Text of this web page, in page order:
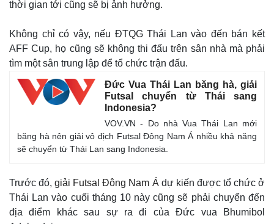
Cuộc sống đó đây
Hồ sơ
Multimedia
Video
Ảnh
E-Magazine
thời gian tới cũng sẽ bị ảnh hưởng.
Không chỉ có vậy, nếu ĐTQG Thái Lan vào đến bán kết
AFF Cup, họ cũng sẽ không thi đấu trên sân nhà mà phải
tìm một sân trung lập để tổ chức trận đấu.
Đức Vua Thái Lan băng hà, giải
Futsal chuyển từ Thái sang
Indonesia?
VOV.VN - Do nhà Vua Thái Lan mới
băng hà nên giải vô địch Futsal Đông Nam Á nhiều khả năng
sẽ chuyển từ Thái Lan sang Indonesia.
Trước đó,giải Futsal Đông Nam Á dự kiến được tổ chức ở
Thái Lan vào cuối tháng 10 này cũng sẽ phải chuyển đến
địa điểm khác sau sự ra đi của Đức vua Bhumibol